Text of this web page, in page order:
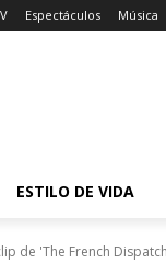
Espectáculos Música
ESTILO DE VIDA
de 'The French